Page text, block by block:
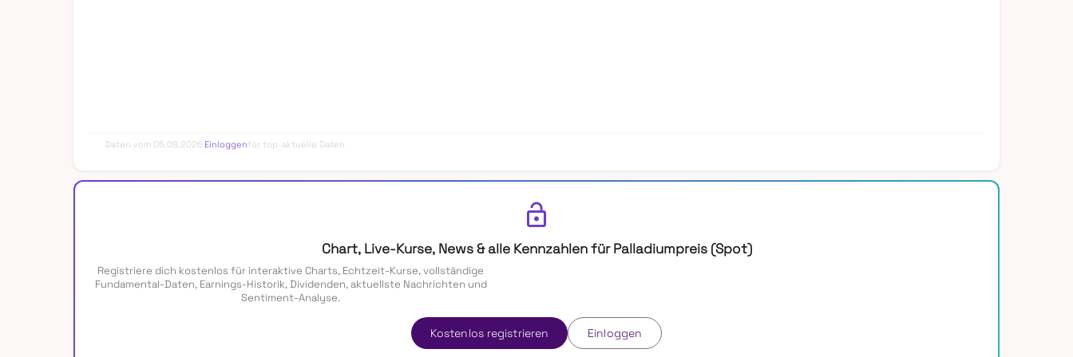
Daten vom 05.08.2026 Einloggen für top-aktuelle Daten
lock_open
Chart, Live-Kurse, News & alle Kennzahlen für Palladiumpreis (Spot)
Registriere dich kostenlos für interaktive Charts, Echtzeit-Kurse, vollständige
Fundamental-Daten, Earnings-Historik, Dividenden, aktuellste Nachrichten und
Sentiment-Analyse.
Kostenlos registrieren Einloggen